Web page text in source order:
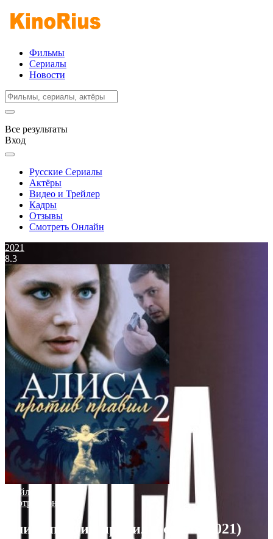
Фильмы
Сериалы
Новости
Все результаты
Вход
Русские Сериалы
Актёры
Видео и Трейлер
Кадры
Отзывы
Смотреть Онлайн
2021
8.3
Трейлер
Смотреть онлайн
Алиса против правил 2 сезон (2021)